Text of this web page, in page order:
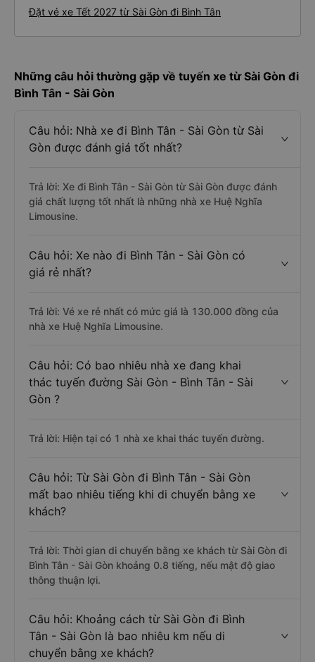
Đặt vé xe Tết 2027 từ Sài Gòn đi Bình Tân
Những câu hỏi thường gặp về tuyến xe từ Sài Gòn đi
Bình Tân - Sài Gòn
Câu hỏi: Nhà xe đi Bình Tân - Sài Gòn từ Sài
Gòn được đánh giá tốt nhất?
Trả lời: Xe đi Bình Tân - Sài Gòn từ Sài Gòn được đánh
giá chất lượng tốt nhất là những nhà xe Huệ Nghĩa
Limousine.
Câu hỏi: Xe nào đi Bình Tân - Sài Gòn có
giá rẻ nhất?
Trả lời: Vé xe rẻ nhất có mức giá là 130.000 đồng của
nhà xe Huệ Nghĩa Limousine.
Câu hỏi: Có bao nhiêu nhà xe đang khai
thác tuyến đường Sài Gòn - Bình Tân - Sài
Gòn ?
Trả lời: Hiện tại có 1 nhà xe khai thác tuyến đường.
Câu hỏi: Từ Sài Gòn đi Bình Tân - Sài Gòn
mất bao nhiêu tiếng khi di chuyển bằng xe
khách?
Trả lời: Thời gian di chuyển bằng xe khách từ Sài Gòn đi
Bình Tân - Sài Gòn khoảng 0.8 tiếng, nếu mật độ giao
thông thuận lợi.
Câu hỏi: Khoảng cách từ Sài Gòn đi Bình
Tân - Sài Gòn là bao nhiêu km nếu di
chuyển bằng xe khách?